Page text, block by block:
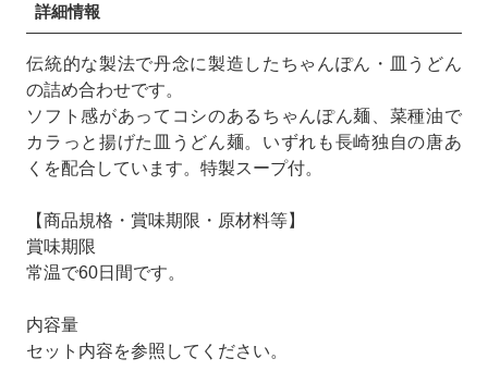
詳細情報
伝統的な製法で丹念に製造したちゃんぽん・皿うどん
の詰め合わせです。
ソフト感があってコシのあるちゃんぽん麺、菜種油で
カラっと揚げた皿うどん麺。いずれも長崎独自の唐あ
くを配合しています。特製スープ付。
【商品規格・賞味期限・原材料等】
賞味期限
常温で60日間です。
内容量
セット内容を参照してください。